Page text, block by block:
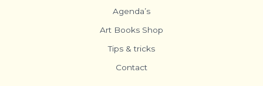
Agenda’s
Art Books Shop
Tips & tricks
Contact